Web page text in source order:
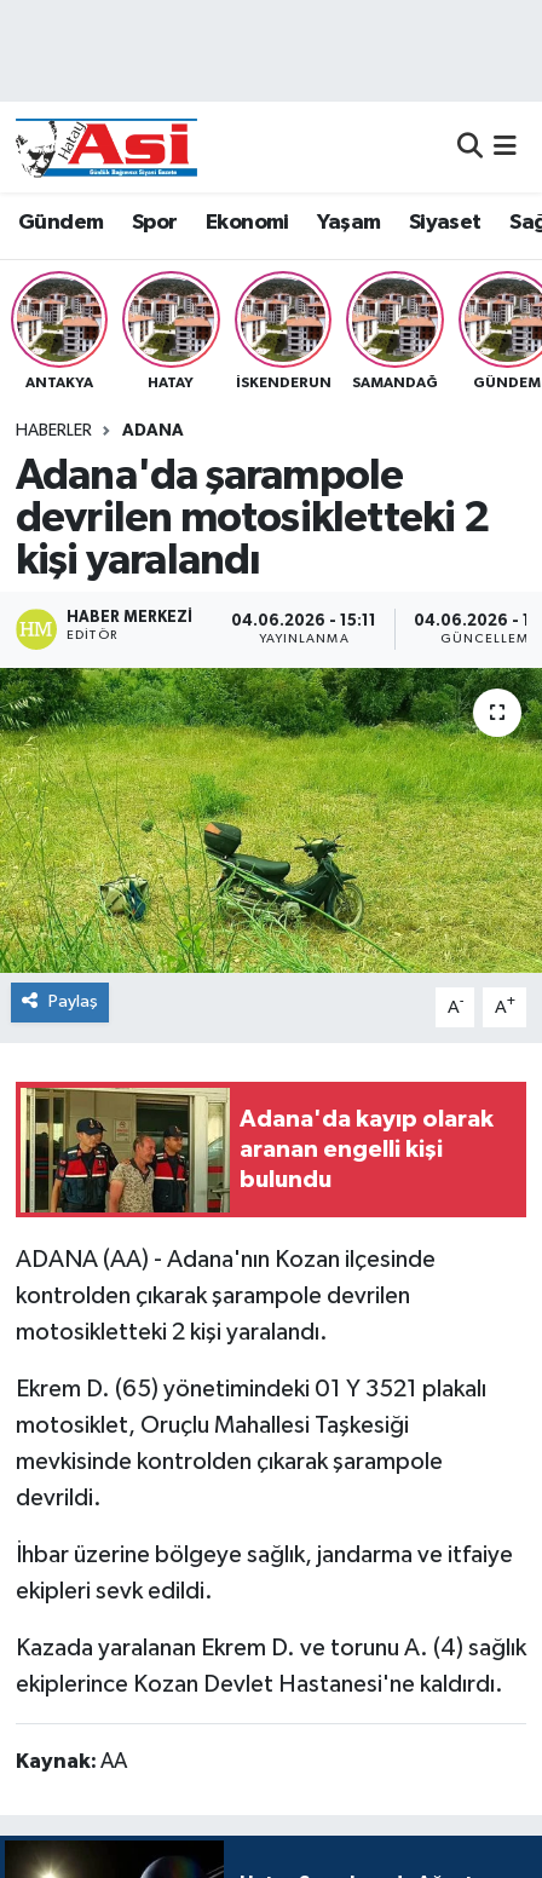
Gündem Spor Ekonomi Yaşam Siyaset
ANTAKYA HATAY İSKENDERUN SAMANDAĞ GÜNDEM
HABERLER ADANA
Adana'da şarampole
devrilen motosikletteki 2
kişi yaralandı
HABER MERKEZI
EDITÖR
04.06.2026 - 15:11
YAYINLANMA
04.06.2026 -
GÜNCELLEME
Paylaş A- A+
Adana'da kayıp olarak
aranan engelli kişi
bulundu
ADANA (AA) - Adana'nın Kozan ilçesinde
kontrolden çıkarak şarampole devrilen
motosikletteki 2 kişi yaralandı.
Ekrem D. (65) yönetimindeki 01 Y 3521 plakalı
motosiklet, Oruçlu Mahallesi Taşkesiği
mevkisinde kontrolden çıkarak şarampole
devrildi.
İhbar üzerine bölgeye sağlık, jandarma ve itfaiye
ekipleri sevk edildi.
Kazada yaralanan Ekrem D. ve torunu A. (4) sağlık
ekiplerince Kozan Devlet Hastanesi'ne kaldırdı.
Kaynak: AA
Dünya
Eğitim
Ekonomi
Gündem
Sağlık
Siyaset
Spor
Yaşam
Hava Durumu
Namaz Vakitleri
Trafik Durumu
Süper Lig Puan Durumu ve Fikstür
Son Dakika Haberleri
Haber Arşivi